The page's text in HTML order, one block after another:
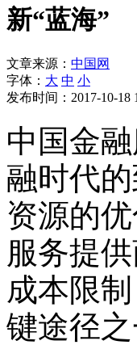
新“蓝海”
文章来源： 中国网
字体： 大 中 小
发布时间：2017-10-18
中国金
融时代
资源的
服务提
成本限
键途径